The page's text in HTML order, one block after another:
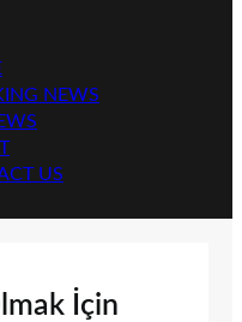
NEWS
US
İçin